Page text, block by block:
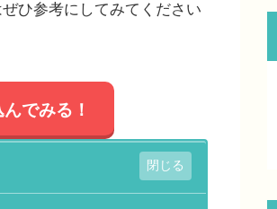
ひ参考にしてみてください
でみる！